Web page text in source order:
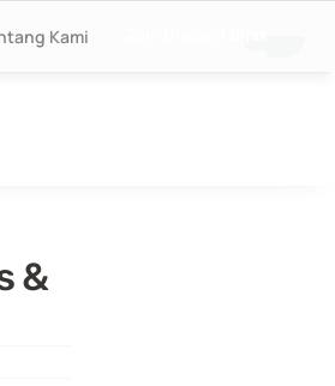
&
Kami